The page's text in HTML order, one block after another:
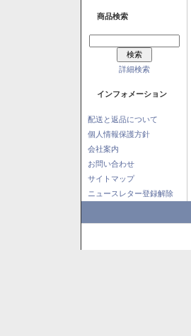
商品検索
詳細検索
インフォメーション
配送と返品について
個人情報保護方針
会社案内
お問い合わせ
サイトマップ
ニュースレター登録解除